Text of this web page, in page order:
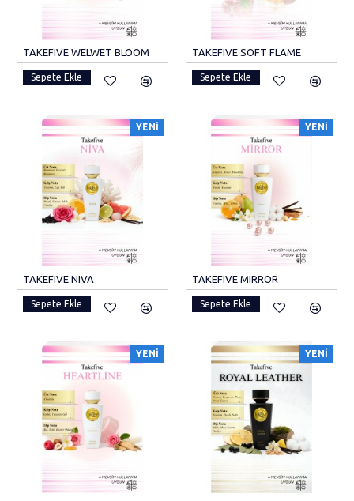
TAKEFIVE WELWET BLOOM
Sepete Ekle
TAKEFIVE SOFT FLAME
Sepete Ekle
YENI
TAKEFIVE NIVA
Sepete Ekle
YENI
TAKEFIVE MIRROR
Sepete Ekle
YENI YENI